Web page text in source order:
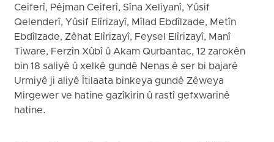
Ceiferî, Pêjman Ceiferî, Sîna Xeliyanî, Yûsif
Qelenderî, Yûsif Elîrizayî, Mîlad Ebdîlzade, Metîn
Ebdîlzade, Zêhat Elîrizayî, Feysel Elîrizayî, Manî
Tiware, Ferzîn Xûbî û Akam Qurbantac, 12 zarokên
bin 18 saliyê û xelkê gundê Nenas ê ser bi bajarê
Urmiyê ji aliyê Îtilaata binkeya gundê Zêweya
Mirgewer ve hatine gazîkirin û rastî gefxwarinê
hatine.